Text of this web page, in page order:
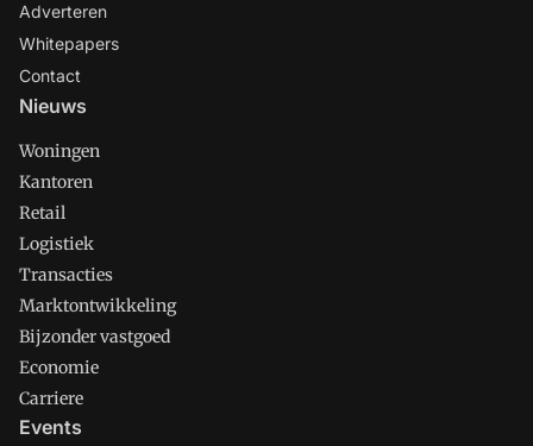
Adverteren
Whitepapers
Contact
Nieuws
Woningen
Kantoren
Retail
Logistiek
Transacties
Marktontwikkeling
Bijzonder vastgoed
Economie
Carriere
Events